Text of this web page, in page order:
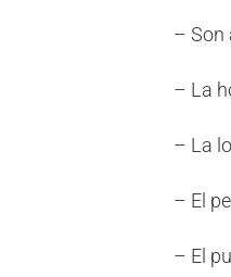
– Son
– La
– La
– El
– El